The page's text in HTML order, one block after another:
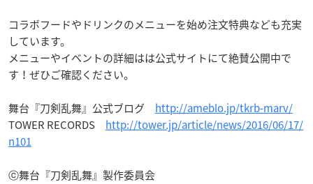
コラボフードやドリンクのメニューを始め注文特典なども充実
しています。
メニューやイベントの詳細はは公式サイトにて絶賛公開中で
す！ぜひご確認ください。
舞台『刀剣乱舞』公式ブログ http://ameblo.jp/tkrb-marv/
TOWER RECORDS http://tower.jp/article/news/2016/06/17/
n101
ⓒ舞台『刀剣乱舞』製作委員会